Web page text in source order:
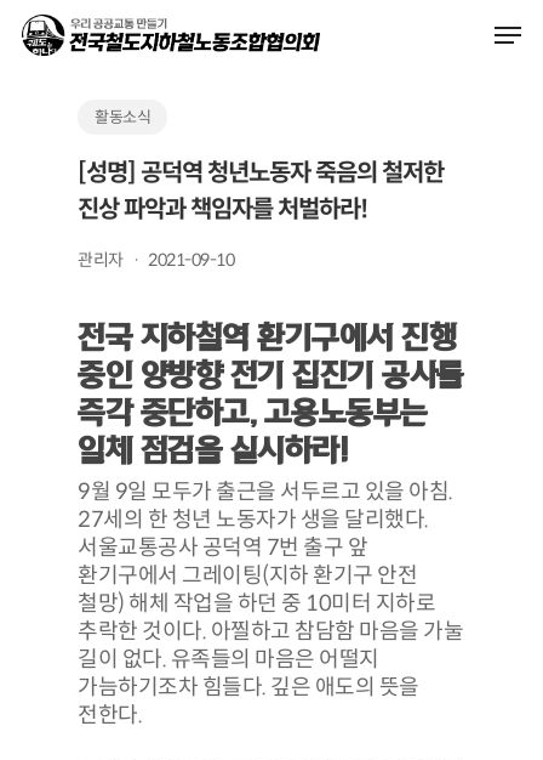
활동소식
[성명] 공덕역 청년노동자 죽음의 철저한
진상 파악과 책임자를 처벌하라!
관리자 2021-09-10
전국 지하철역 환기구에서 진행
중인 양방향 전기 집진기 공사를
즉각 중단하고, 고용노동부는
일체 점검을 실시하라!
9월 9일 모두가 출근을 서두르고 있을 아침.
27세의 한 청년 노동자가 생을 달리했다.
서울교통공사 공덕역 7번 출구 앞
환기구에서 그레이팅(지하 환기구 안전
철망) 해체 작업을 하던 중 10미터 지하로
추락한 것이다. 아찔하고 참담함 마음을 가눌
길이 없다. 유족들의 마음은 어떨지
가늠하기조차 힘들다. 깊은 애도의 뜻을
전한다.